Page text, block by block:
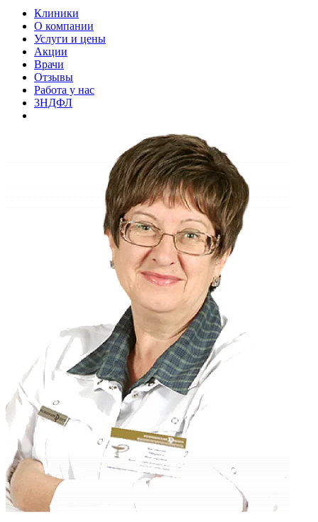
Клиники
О компании
Услуги и цены
Акции
Врачи
Отзывы
Работа у нас
3НДФЛ